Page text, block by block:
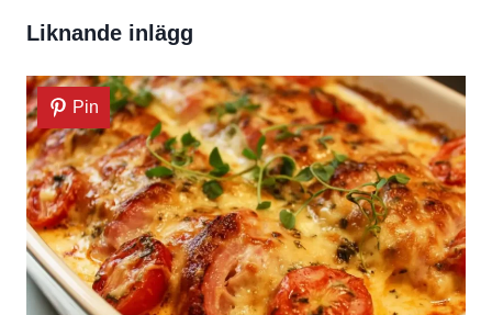
Liknande inlägg
Pin